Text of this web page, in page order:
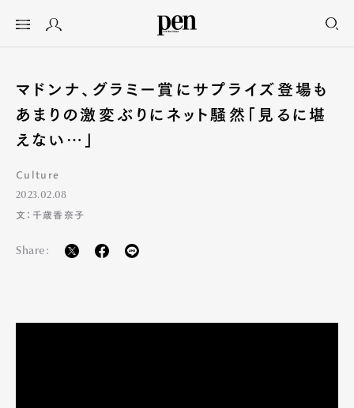
マドンナ、グラミー賞にサプライズ登場も
あまりの激変ぶりにネット騒然「見るに堪
えない…」
Culture
2023.02.08
文：千歳香奈子
Share: